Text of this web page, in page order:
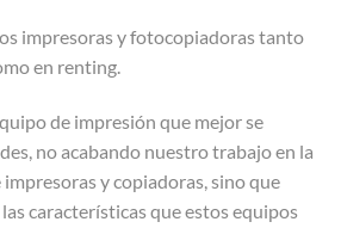
impresoras y fotocopiadoras tanto
en renting.
de impresión que mejor se
no acabando nuestro trabajo en la
y copiadoras, sino que
características que estos equipos